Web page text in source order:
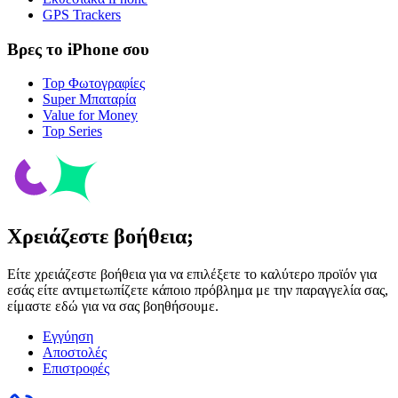
GPS Trackers
Βρες το iPhone σου
Top Φωτογραφίες
Super Μπαταρία
Value for Money
Top Series
Χρειάζεστε βοήθεια;
Είτε χρειάζεστε βοήθεια για να επιλέξετε το καλύτερο προϊόν για
εσάς είτε αντιμετωπίζετε κάποιο πρόβλημα με την παραγγελία σας,
είμαστε εδώ για να σας βοηθήσουμε.
Εγγύηση
Αποστολές
Επιστροφές